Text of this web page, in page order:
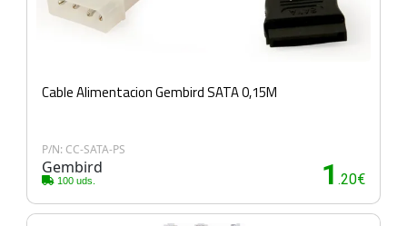
Cable Alimentacion Gembird SATA 0,15M
P/N: CC-SATA-PS
Gembird
100 uds. 1 .20€